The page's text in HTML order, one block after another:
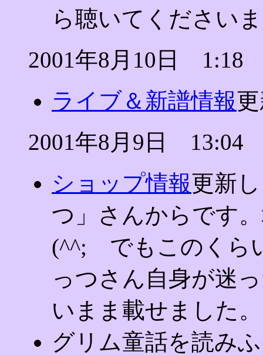
ら聴いてください
2001年8月10日 1:18
ライブ＆新譜情報
2001年8月9日 13:04
ショップ情報更新
つ」さんからです
(^^; でもこのくら
っつさん自身が迷
いまま載せました
グリム童話を読み